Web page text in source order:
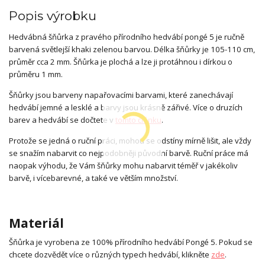
Popis výrobku
Hedvábná šňůrka z pravého přírodního hedvábí pongé 5 je ručně
barvená světlejší khaki zelenou barvou. Délka šňůrky je 105-110 cm,
průměr cca 2 mm. Šňůrka je plochá a lze ji protáhnou i dírkou o
průměru 1 mm.
Šňůrky jsou barveny napařovacími barvami, které zanechávají
hedvábí jemné a lesklé a barvy jsou krásně zářivé. Více o druzích
barev a hedvábí se dočtete v tomto článku.
Protože se jedná o ruční práci, mohou se odstíny mírně lišit, ale vždy
se snažím nabarvit co nejpodobněji původní barvě. Ruční práce má
naopak výhodu, že Vám šňůrky mohu nabarvit téměř v jakékoliv
barvě, i vícebarevné, a také ve větším množství.
Materiál
Šňůrka je vyrobena ze 100% přírodního hedvábí Pongé 5. Pokud se
chcete dozvědět více o různých typech hedvábí, klikněte zde.